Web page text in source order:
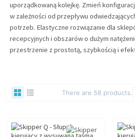
uporządkowaną kolejkę. Zmień
w zależności od przepływu
potrzeb. Elastyczne rozwiązanie dla
recepcyjnych i obszarów o dużym
przestrzenie z prostotą, szybkością i
There are 58 products.